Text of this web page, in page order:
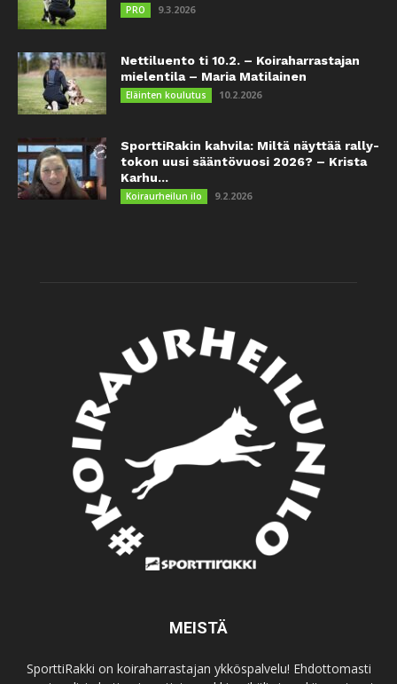
PRO 9.3.2026
Nettiluento ti 10.2. – Koiraharrastajan
mielentila – Maria Matilainen
Eläinten koulutus 10.2.2026
SporttiRakin kahvila: Miltä näyttää rally-
tokon uusi sääntövuosi 2026? – Krista
Karhu...
Koiraurheilun ilo 9.2.2026
MEISTÄ
SporttiRakki on koiraharrastajan ykköspalvelu! Ehdottomasti